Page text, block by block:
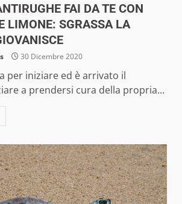
FAI DA TE CON
LIMONE: SGRASSA LA
30 Dicembre 2020
per iniziare ed è arrivato il
a prendersi cura della propria...